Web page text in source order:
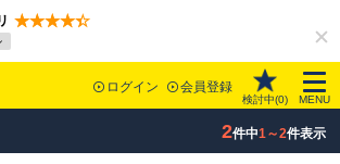
ログイン 会員登録
検討中(0) MENU
2件中1～2件表示